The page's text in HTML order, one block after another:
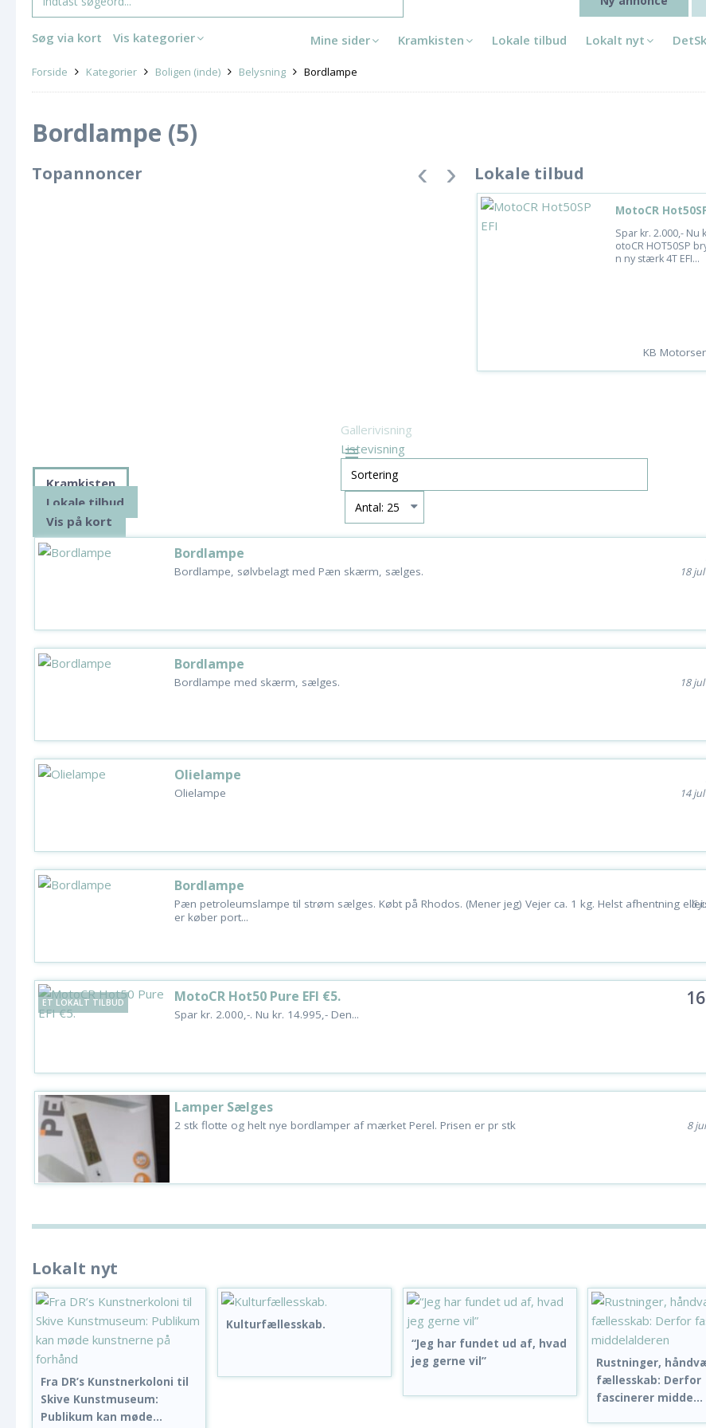
Mine sider Kramkisten Lokale tilbud Lokalt nyt
Søg via kort Vis kategorier
Forside Kategorier Boligen (inde) Belysning Bordlampe
Bordlampe (5)
Topannoncer Lokale tilbud
MotoCR
Spar kr. 2.000,- Nu
otoCR HOT50SP
n ny stærk 4T EFI...
KB
Kramkisten
Lokale tilbud
Vis på kort
Gallerivisning
Listevisning
Bordlampe
Bordlampe, sølvbelagt med Pæn skærm, sælges. 18
Bordlampe
Bordlampe med skærm, sælges. 18
Olielampe
Olielampe 14
Bordlampe
Pæn petroleumslampe til strøm sælges. Købt på Rhodos. (Mener jeg) Vejer ca. 1 kg. Helst afhentning
er køber port...
6
ET LOKALT TILBUD MotoCR Hot50 Pure EFI €5.
Spar kr. 2.000,-. Nu kr. 14.995,- Den...
Lamper Sælges
2 stk flotte og helt nye bordlamper af mærket Perel. Prisen er pr stk 8
Lokalt nyt
Fra DR’s Kunstnerkoloni til
Skive Kunstmuseum:
Publikum kan møde...
Kulturfællesskab.
“Jeg har fundet ud af, hvad
jeg gerne vil”
Rustninger,
fællesskab: Derfor
fascinerer midde...